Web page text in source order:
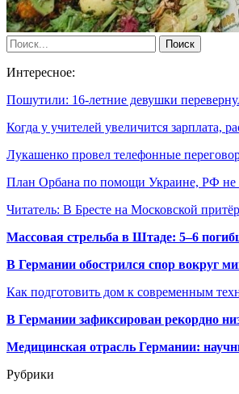
Интересное:
Пошутили: 16-летние девушки
Когда у учителей увеличится зарплата,
Лукашенко провел телефонные
План Орбана по помощи Украине, РФ не
Читатель: В Бресте на Московской
Массовая стрельба в Штаде: 5–6
В Германии обострился спор вокруг
Как подготовить дом к современным
В Германии зафиксирован рекордно
Медицинская отрасль Германии:
Рубрики